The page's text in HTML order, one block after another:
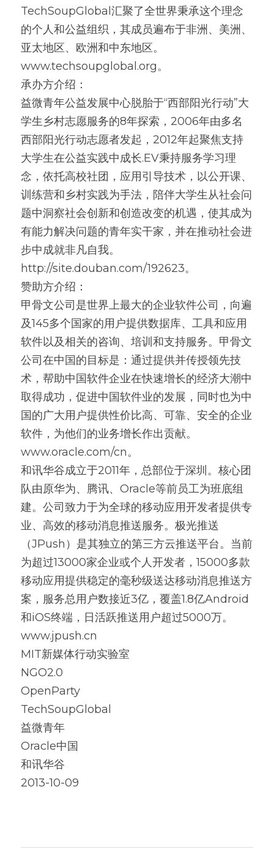
TechSoupGlobal汇聚了全世界秉承这个理念
的个人和公益组织，其成员遍布于非洲、美洲、
亚太地区、欧洲和中东地区。
www.techsoupglobal.org。
承办方介绍：
益微青年公益发展中心脱胎于“西部阳光行动”大
学生乡村志愿服务的8年探索，2006年由多名
西部阳光行动志愿者发起，2012年起聚焦支持
大学生在公益实践中成长.EV秉持服务学习理
念，依托高校社团，应用引导技术，以公开课、
训练营和乡村实践为手法，陪伴大学生从社会问
题中洞察社会创新和创造改变的机遇，使其成为
有能力解决问题的青年实干家，并在推动社会进
步中成就非凡自我。
http://site.douban.com/192623。
赞助方介绍：
甲骨文公司是世界上最大的企业软件公司，向遍
及145多个国家的用户提供数据库、工具和应用
软件以及相关的咨询、培训和支持服务。甲骨文
公司在中国的目标是：通过提供并传授领先技
术，帮助中国软件企业在快速增长的经济大潮中
取得成功，促进中国软件业的发展，同时也为中
国的广大用户提供性价比高、可靠、安全的企业
软件，为他们的业务增长作出贡献。
www.oracle.com/cn。
和讯华谷成立于2011年，总部位于深圳。核心团
队由原华为、腾讯、Oracle等前员工为班底组
建。公司致力于为全球的移动应用开发者提供专
业、高效的移动消息推送服务。极光推送
（JPush）是其独立的第三方云推送平台。当前
为超过13000家企业或个人开发者，15000多款
移动应用提供稳定的毫秒级送达移动消息推送方
案，服务总用户数接近3亿，覆盖1.8亿Android
和iOS终端，日活跃推送用户超过5000万。
www.jpush.cn
MIT新媒体行动实验室
NGO2.0
OpenParty
TechSoupGlobal
益微青年
Oracle中国
和讯华谷
2013-10-09